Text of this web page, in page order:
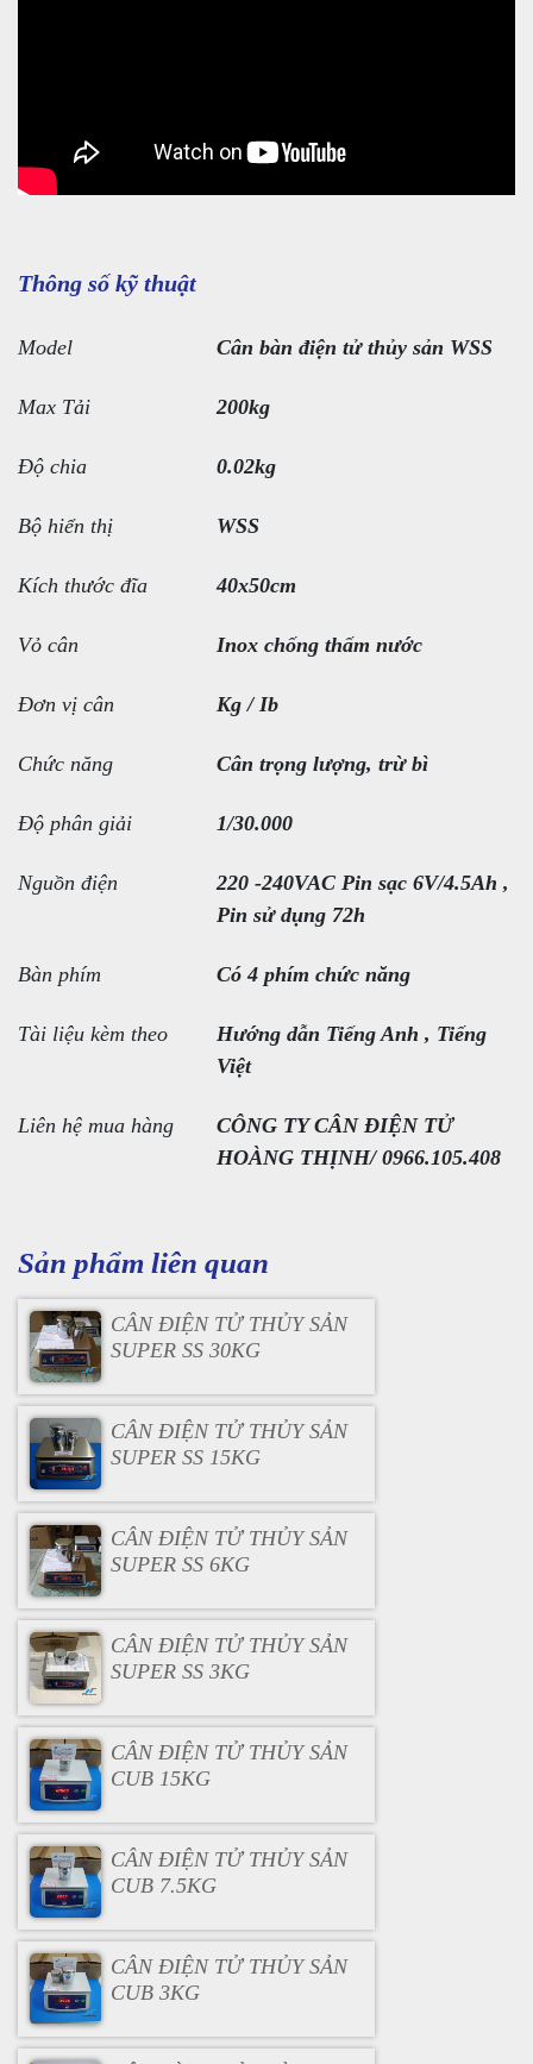
Thông số kỹ thuật
Model Cân bàn điện tử thủy sản WSS
Max Tải 200kg
Độ chia 0.02kg
Bộ hiển thị WSS
Kích thước đĩa 40x50cm
Vỏ cân Inox chống thấm nước
Đơn vị cân Kg / Ib
Chức năng Cân trọng lượng, trừ bì
Độ phân giải 1/30.000
Nguồn điện
220 -240VAC Pin sạc 6V/4.5Ah ,
Pin sử dụng 72h
Bàn phím Có 4 phím chức năng
Tài liệu kèm theo
Hướng dẫn Tiếng Anh , Tiếng
Việt
Liên hệ mua hàng
CÔNG TY CÂN ĐIỆN TỬ
HOÀNG THỊNH/ 0966.105.408
Sản phẩm liên quan
CÂN ĐIỆN TỬ THỦY SẢN
SUPER SS 30KG
CÂN ĐIỆN TỬ THỦY SẢN
SUPER SS 15KG
CÂN ĐIỆN TỬ THỦY SẢN
SUPER SS 6KG
CÂN ĐIỆN TỬ THỦY SẢN
SUPER SS 3KG
CÂN ĐIỆN TỬ THỦY SẢN
CUB 15KG
CÂN ĐIỆN TỬ THỦY SẢN
CUB 7.5KG
CÂN ĐIỆN TỬ THỦY SẢN
CUB 3KG